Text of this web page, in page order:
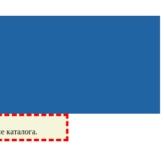
каталога.
подшипники, пневматика, метизы,